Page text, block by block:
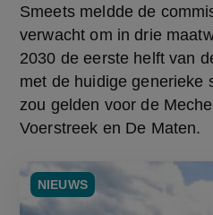
Smeets meldde de
verwacht om in drie
2030 de eerste helft van
met de huidige generieke
zou gelden voor de
Voerstreek en De Maten.
NIEUWS